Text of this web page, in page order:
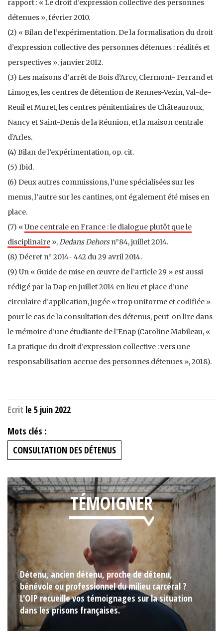
rapport : « Le droit d’expression collective des personnes
détenues », février 2010.
(2) « Bilan de l’expérimentation. De la formalisation du droit
d’expression collective des personnes détenues : réalités et
perspectives », janvier 2012.
(3) Les maisons d’arrêt de Bois d’Arcy, Clermont- Ferrand et
Limoges, les centres de détention de Rennes-Vezin, Val-de-
Reuil et Muret, les centres pénitentiaires de Châteauroux,
Nancy et Saint-Denis de la Réunion, et la maison centrale
d’Arles.
(4) Bilan de l’expérimentation, op. cit.
(5) Ibid.
(6) Deux autres commissions, l’une spécialisées sur les
menus, l’autre sur les cantines, ont également été mises en
place.
(7) «Une centrale en France : le dialogue plutôt que le
disciplinaire », Dedans Dehorsn°84, juillet 2014.
(8) Décret n° 2014- 442 du 29 avril 2014.
(9) Un « Guide de mise en œuvre de l’article 29 » est aussi
rédigé par la Dap en juillet 2014 en lieu et place d’une
circulaire d’application, jugée « trop uniforme et codifiée »
pour le cas de la consultation des détenus, peut-on lire dans
le mémoire d’une étudiante de l’Enap (Caroline Mabileau, «
La pratique du droit d’expression collective : vers une
responsabilisation accrue des personnes détenues », 2018).
Ecrit le 5 juin 2022
Mots clés :
CONSULTATION DES DÉTENUS
TÉMOIGNER
Détenu, ancien détenu, proche de détenu,
bénévole ou professionnel du milieu carcéral ?
L'OIP recueille vos témoignages sur la situation
dans les prisons françaises.